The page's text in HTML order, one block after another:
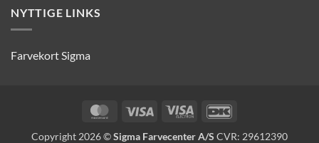
NYTTIGE LINKS
Farvekort Sigma
MasterCardVisa
Visa
Copyright 2026 ©Sigma Farvecenter A/S CVR: 29612390